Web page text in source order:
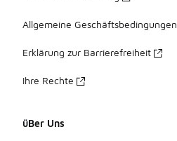
Allgemeine Geschäftsbedingungen
Erklärung zur Barrierefreiheit
Ihre Rechte
üBer Uns